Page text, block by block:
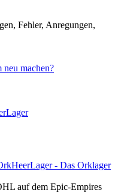
Fehler, Anregungen,
neu machen?
- Das Orklager
auf dem Epic-Empires